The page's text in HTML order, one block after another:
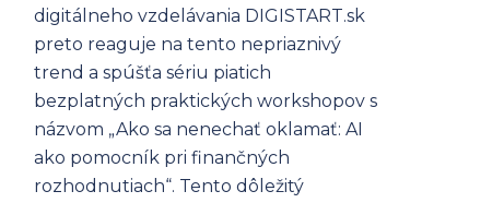
digitálneho vzdelávania DIGISTART.sk
preto reaguje na tento nepriaznivý
trend a spúšťa sériu piatich
bezplatných praktických workshopov s
názvom „Ako sa nenechať oklamať: AI
ako pomocník pri finančných
rozhodnutiach“. Tento dôležitý